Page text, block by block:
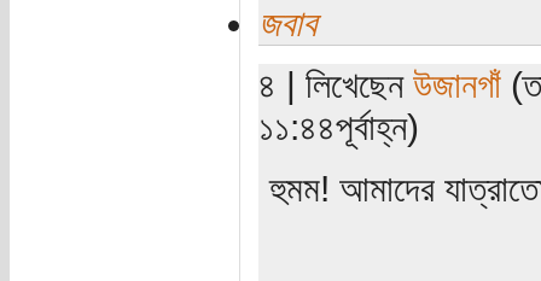
জবাব
৪ | লিখেছেন উজানগাঁ
১১:৪৪পূর্বাহ্ন)
হুমম! আমাদের